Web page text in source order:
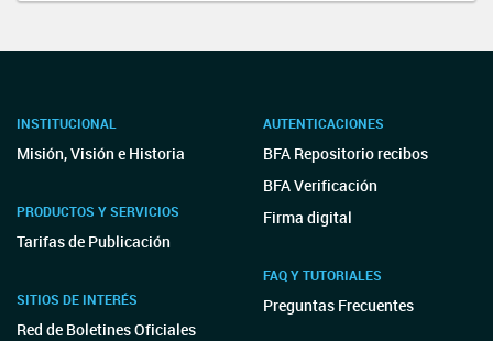
INSTITUCIONAL
Misión, Visión e Historia
PRODUCTOS Y SERVICIOS
Tarifas de Publicación
SITIOS DE INTERÉS
Red de Boletines Oficiales
AUTENTICACIONES
BFA Repositorio recibos
BFA Verificación
Firma digital
FAQ Y TUTORIALES
Preguntas Frecuentes